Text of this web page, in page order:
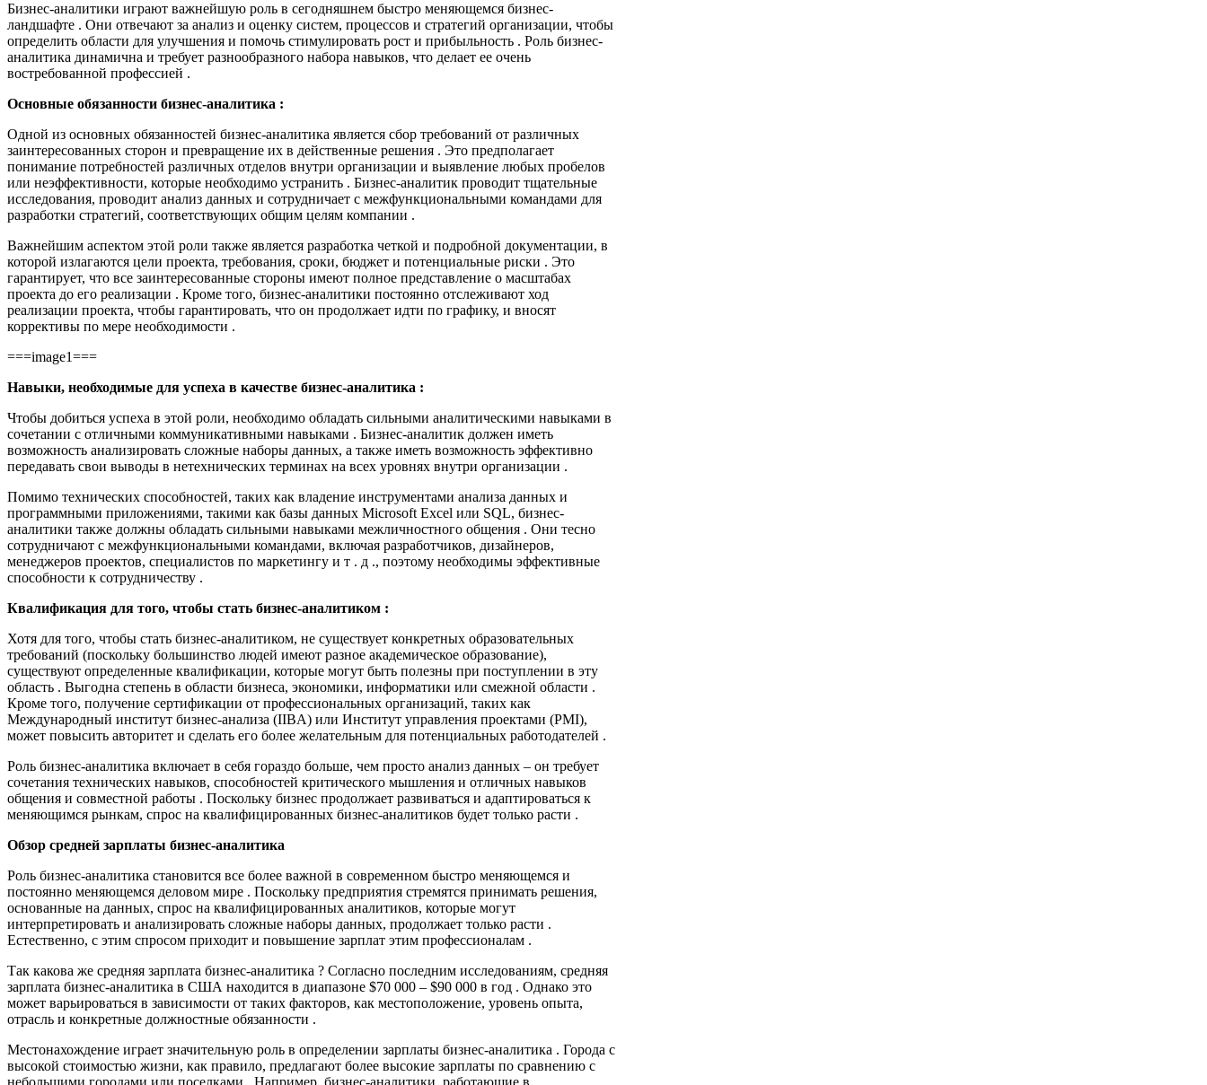
Бизнес-аналитики играют важнейшую роль в сегодняшнем быстро меняющемся бизнес-
ландшафте . Они отвечают за анализ и оценку систем, процессов и стратегий организации, чтобы
определить области для улучшения и помочь стимулировать рост и прибыльность . Роль бизнес-
аналитика динамична и требует разнообразного набора навыков, что делает ее очень
востребованной профессией .
Основные обязанности бизнес-аналитика :
Одной из основных обязанностей бизнес-аналитика является сбор требований от различных
заинтересованных сторон и превращение их в действенные решения . Это предполагает
понимание потребностей различных отделов внутри организации и выявление любых пробелов
или неэффективности, которые необходимо устранить . Бизнес-аналитик проводит тщательные
исследования, проводит анализ данных и сотрудничает с межфункциональными командами для
разработки стратегий, соответствующих общим целям компании .
Важнейшим аспектом этой роли также является разработка четкой и подробной документации, в
которой излагаются цели проекта, требования, сроки, бюджет и потенциальные риски . Это
гарантирует, что все заинтересованные стороны имеют полное представление о масштабах
проекта до его реализации . Кроме того, бизнес-аналитики постоянно отслеживают ход
реализации проекта, чтобы гарантировать, что он продолжает идти по графику, и вносят
коррективы по мере необходимости .
===image1===
Навыки, необходимые для успеха в качестве бизнес-аналитика :
Чтобы добиться успеха в этой роли, необходимо обладать сильными аналитическими навыками в
сочетании с отличными коммуникативными навыками . Бизнес-аналитик должен иметь
возможность анализировать сложные наборы данных, а также иметь возможность эффективно
передавать свои выводы в нетехнических терминах на всех уровнях внутри организации .
Помимо технических способностей, таких как владение инструментами анализа данных и
программными приложениями, такими как базы данных Microsoft Excel или SQL, бизнес-
аналитики также должны обладать сильными навыками межличностного общения . Они тесно
сотрудничают с межфункциональными командами, включая разработчиков, дизайнеров,
менеджеров проектов, специалистов по маркетингу и т . д ., поэтому необходимы эффективные
способности к сотрудничеству .
Квалификация для того, чтобы стать бизнес-аналитиком :
Хотя для того, чтобы стать бизнес-аналитиком, не существует конкретных образовательных
требований (поскольку большинство людей имеют разное академическое образование),
существуют определенные квалификации, которые могут быть полезны при поступлении в эту
область . Выгодна степень в области бизнеса, экономики, информатики или смежной области .
Кроме того, получение сертификации от профессиональных организаций, таких как
Международный институт бизнес-анализа (IIBA) или Институт управления проектами (PMI),
может повысить авторитет и сделать его более желательным для потенциальных работодателей .
Роль бизнес-аналитика включает в себя гораздо больше, чем просто анализ данных – он требует
сочетания технических навыков, способностей критического мышления и отличных навыков
общения и совместной работы . Поскольку бизнес продолжает развиваться и адаптироваться к
меняющимся рынкам, спрос на квалифицированных бизнес-аналитиков будет только расти .
Обзор средней зарплаты бизнес-аналитика
Роль бизнес-аналитика становится все более важной в современном быстро меняющемся и
постоянно меняющемся деловом мире . Поскольку предприятия стремятся принимать решения,
основанные на данных, спрос на квалифицированных аналитиков, которые могут
интерпретировать и анализировать сложные наборы данных, продолжает только расти .
Естественно, с этим спросом приходит и повышение зарплат этим профессионалам .
Так какова же средняя зарплата бизнес-аналитика ? Согласно последним исследованиям, средняя
зарплата бизнес-аналитика в США находится в диапазоне $70 000 – $90 000 в год . Однако это
может варьироваться в зависимости от таких факторов, как местоположение, уровень опыта,
отрасль и конкретные должностные обязанности .
Местонахождение играет значительную роль в определении зарплаты бизнес-аналитика . Города с
высокой стоимостью жизни, как правило, предлагают более высокие зарплаты по сравнению с
небольшими городами или поселками . Например, бизнес-аналитики, работающие в